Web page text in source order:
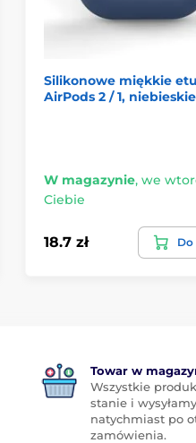
Silikonowe miękkie
AirPods 2 / 1,
W magazynie, we
Ciebie
18.7 zł Do
Towar w
Wszystkie
stanie i
natychmiast po
zamówienia.